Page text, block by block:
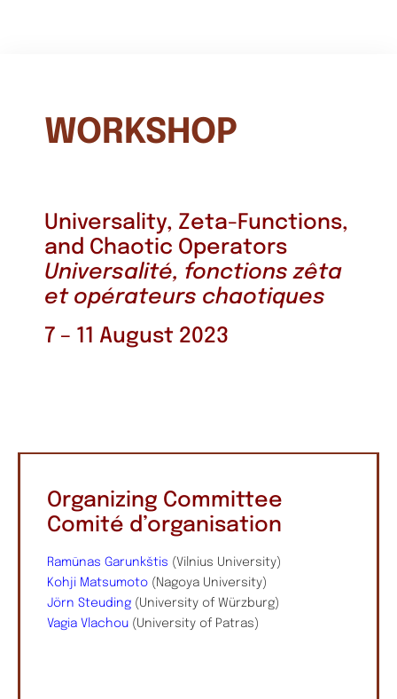
WORKSHOP
Universality, Zeta-Functions,
and Chaotic Operators
Universalité, fonctions zêta
et opérateurs chaotiques
7 – 11 August 2023
Organizing Committee
Comité d’organisation
Ramūnas Garunkštis (Vilnius University)
Kohji Matsumoto (Nagoya University)
Jörn Steuding (University of Würzburg)
Vagia Vlachou (University of Patras)